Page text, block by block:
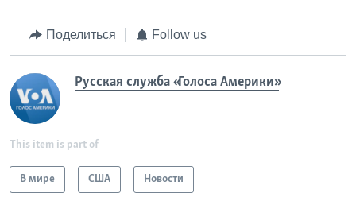
Поделиться Follow us
Русская служба «Голоса Америки»
This item is part of
В мире США Новости